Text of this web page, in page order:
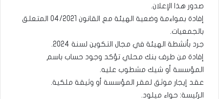
صدور هذا الإعلان.
إفادة بمواءمة وضعية الهيئة مع القانون 04/2021 المتعلق
بالجمعيات.
جرد بأنشطة الهيئة في مجال التكوين لسنة 2024.
إفادة من طرف بنك محلي تؤكد وجود حساب باسم
المؤسسة أو شيك مشطوب عليه.
عقد إيجار موثق لمقر المؤسسة أو وثيقة ملكية.
الرئيسة: حواء ميلود.